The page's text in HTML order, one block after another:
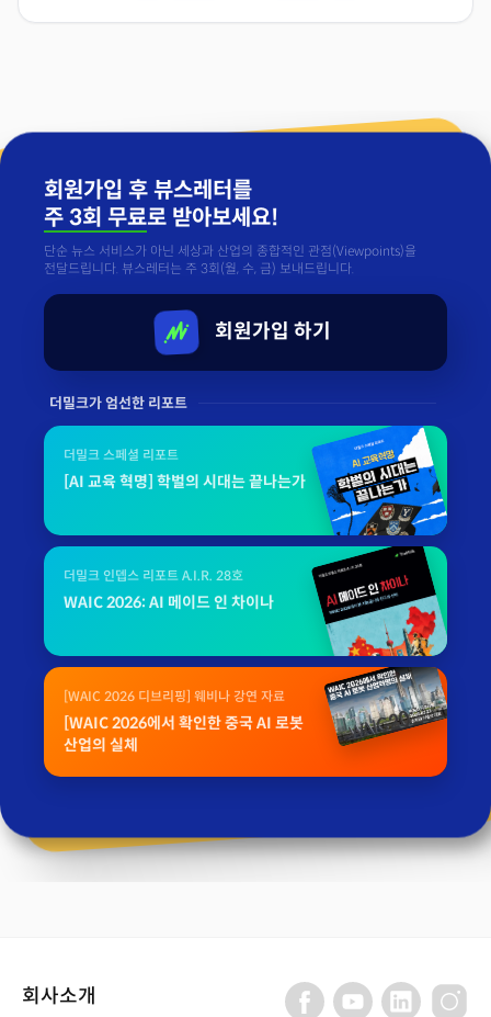
회원가입 후 뷰스레터를
주 3회 무료로 받아보세요!
단순 뉴스 서비스가 아닌 세상과 산업의 종합적인 관점(Viewpoints)을
전달드립니다. 뷰스레터는 주 3회(월, 수, 금) 보내드립니다.
회원가입 하기
더밀크가 엄선한 리포트
더밀크 스페셜 리포트
[AI 교육 혁명] 학벌의 시대는 끝나는가
더밀크 인뎁스 리포트 A.I.R. 28호
WAIC 2026: AI 메이드 인 차이나
[WAIC 2026 디브리핑] 웨비나 강연 자료
[WAIC 2026에서 확인한 중국 AI 로봇
산업의 실체
회사소개